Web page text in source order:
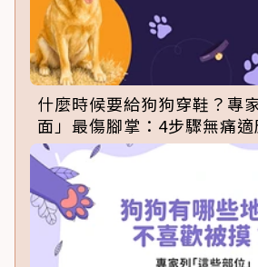
什麼時候要給狗狗穿鞋？專
面」最傷腳掌：4步驟無痛適